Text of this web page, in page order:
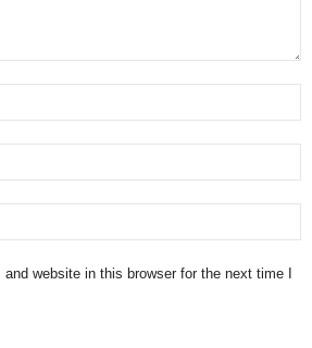
website in this browser for the next time I